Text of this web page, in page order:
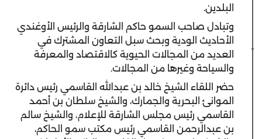
البلدين.
وتبادل صاحب السمو حاكم الشارقة والرئيس الأوغندي
الأحاديث الودية وبحث سبل التعاون المشترك في
العديد من المجالات الحيوية كالاقتصاد والمعرفة
والسياحة وغيرها من المجالات.
حضر اللقاء الشيخ خالد بن عبدالله القاسمي رئيس دائرة
الموانئ البحرية والجمارك، والشيخ سلطان بن أحمد
القاسمي رئيس مجلس الشارقة للإعلام، والشيخ سالم
بن عبدالرحمن القاسمي رئيس مكتب سمو الحاكم،